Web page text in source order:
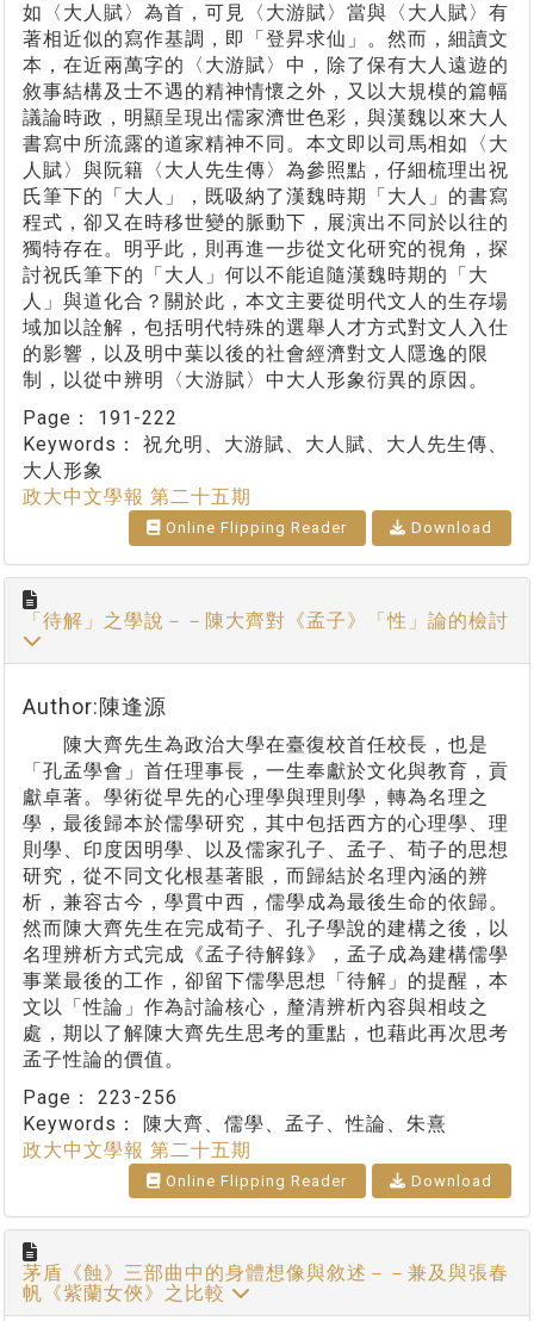
如〈大人賦〉為首，可見〈大游賦〉當與〈大人賦〉有
著相近似的寫作基調，即「登昇求仙」。然而，細讀文
本，在近兩萬字的〈大游賦〉中，除了保有大人遠遊的
敘事結構及士不遇的精神情懷之外，又以大規模的篇幅
議論時政，明顯呈現出儒家濟世色彩，與漢魏以來大人
書寫中所流露的道家精神不同。本文即以司馬相如〈大
人賦〉與阮籍〈大人先生傳〉為參照點，仔細梳理出祝
氏筆下的「大人」，既吸納了漢魏時期「大人」的書寫
程式，卻又在時移世變的脈動下，展演出不同於以往的
獨特存在。明乎此，則再進一步從文化研究的視角，探
討祝氏筆下的「大人」何以不能追隨漢魏時期的「大
人」與道化合？關於此，本文主要從明代文人的生存場
域加以詮解，包括明代特殊的選舉人才方式對文人入仕
的影響，以及明中葉以後的社會經濟對文人隱逸的限
制，以從中辨明〈大游賦〉中大人形象衍異的原因。
Page： 191-222
Keywords： 祝允明、大游賦、大人賦、大人先生傳、
大人形象
政大中文學報 第二十五期
Online Flipping Reader Download
「待解」之學說－－陳大齊對《孟子》「性」論的檢討
Author:陳逢源
陳大齊先生為政治大學在臺復校首任校長，也是
「孔孟學會」首任理事長，一生奉獻於文化與教育，貢
獻卓著。學術從早先的心理學與理則學，轉為名理之
學，最後歸本於儒學研究，其中包括西方的心理學、理
則學、印度因明學、以及儒家孔子、孟子、荀子的思想
研究，從不同文化根基著眼，而歸結於名理內涵的辨
析，兼容古今，學貫中西，儒學成為最後生命的依歸。
然而陳大齊先生在完成荀子、孔子學說的建構之後，以
名理辨析方式完成《孟子待解錄》，孟子成為建構儒學
事業最後的工作，卻留下儒學思想「待解」的提醒，本
文以「性論」作為討論核心，釐清辨析內容與相歧之
處，期以了解陳大齊先生思考的重點，也藉此再次思考
孟子性論的價值。
Page： 223-256
Keywords： 陳大齊、儒學、孟子、性論、朱熹
政大中文學報 第二十五期
Online Flipping Reader Download
茅盾《蝕》三部曲中的身體想像與敘述－－兼及與張春
帆《紫蘭女俠》之比較